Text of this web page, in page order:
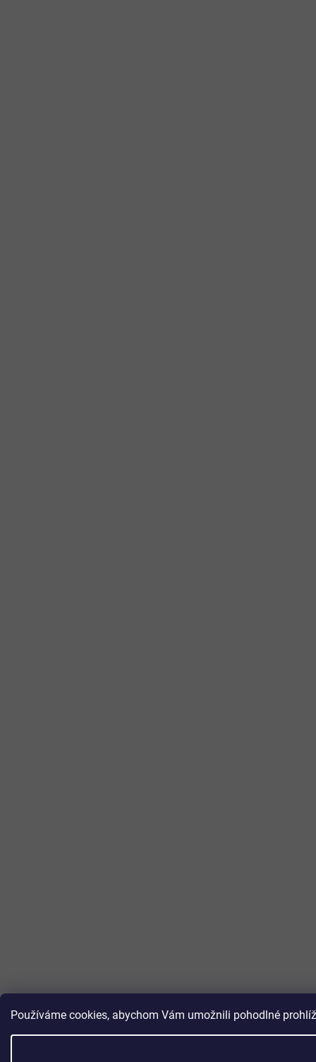
Používáme cookies, abychom Vám umožnili pohodlné